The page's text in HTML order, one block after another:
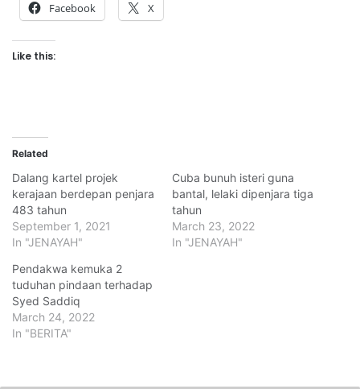
Facebook X
Like this:
Related
Dalang kartel projek
kerajaan berdepan penjara
483 tahun
September 1, 2021
In "JENAYAH"
Cuba bunuh isteri guna
bantal, lelaki dipenjara tiga
tahun
March 23, 2022
In "JENAYAH"
Pendakwa kemuka 2
tuduhan pindaan terhadap
Syed Saddiq
March 24, 2022
In "BERITA"